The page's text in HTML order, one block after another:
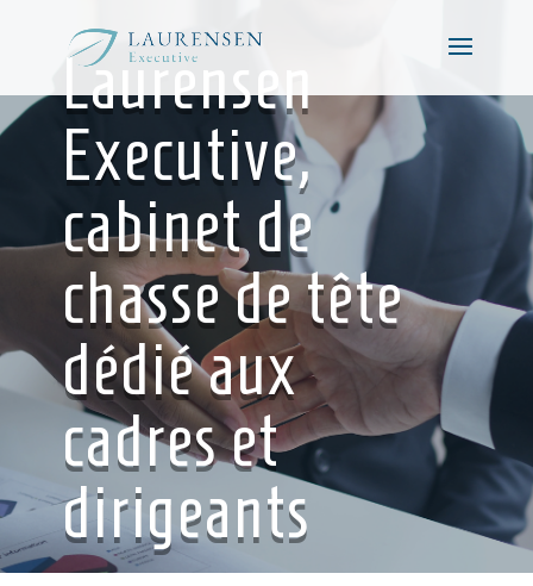
Laurensen
Executive,
cabinet de
chasse de tête
dédié aux
cadres et
dirigeants